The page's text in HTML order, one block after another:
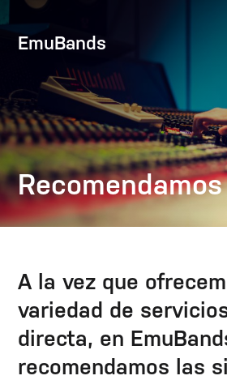
EmuBands
Recomendamos
A la vez que
variedad de
directa, en
recomendamos las